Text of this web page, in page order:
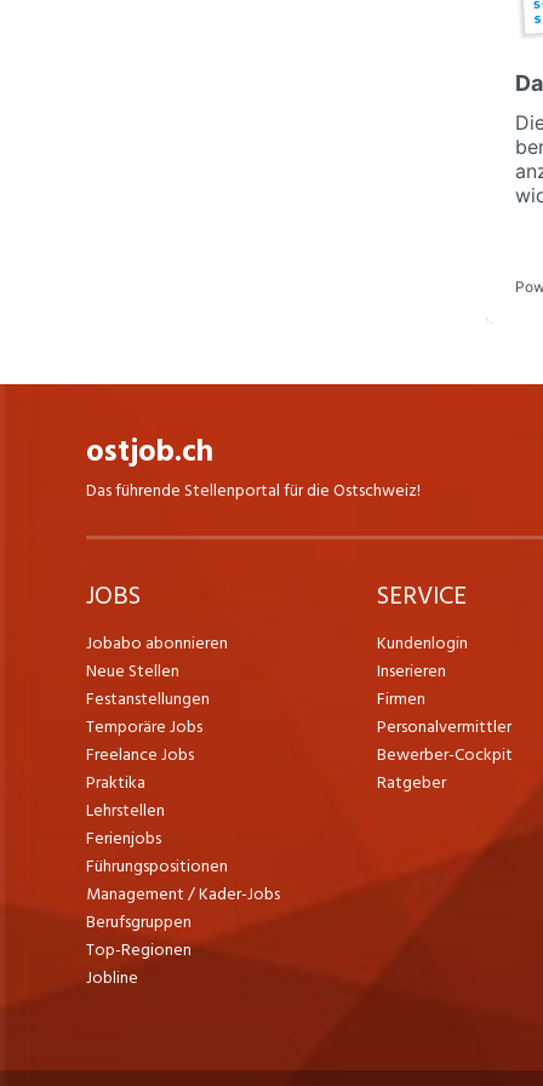
ostjob.ch
Das führende Stellenportal für die Ostschweiz!
JOBS
Jobabo abonnieren
Neue Stellen
Festanstellungen
Temporäre Jobs
Freelance Jobs
Praktika
Lehrstellen
Ferienjobs
Führungspositionen
Management / Kader-Jobs
Berufsgruppen
Top-Regionen
Jobline
SERVICE
Kundenlogin
Inserieren
Firmen
Personalvermittler
Bewerber-Cockpit
Ratgeber